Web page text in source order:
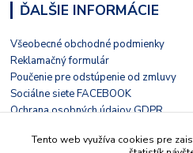
ĎALŠIE INFORMÁCIE
Všeobecné obchodné podmienky
Reklamačný formulár
Poučenie pre odstúpenie od zmluvy
Sociálne siete FACEBOOK
Ochrana osobných údajov GDPR
Kontaktný formulár
Tento web využíva cookies pre